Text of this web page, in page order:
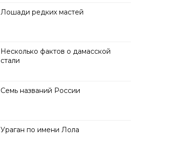
Лошади редких мастей
Несколько фактов о дамасской
стали
Семь названий России
Ураган по имени Лола